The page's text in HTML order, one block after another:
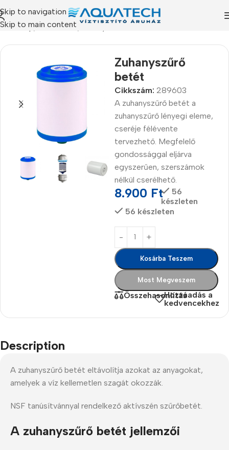
Skip to navigation
Skip to main content
Kezdőlap/Termékeink
Zuhanyszűrő
betét
Cikkszám: 289603
A zuhanyszűrő betét a
zuhanyszűrő lényegi eleme,
cseréje félévente
tervezhető. Megfelelő
gondossággal eljárva
egyszerűen, szerszámok
nélkül cserélhető.
8.900 Ft
56
készleten
56 készleten
Kosárba Teszem
Most Megveszem
ÖsszehasonlításHozzáadás a
kedvencekhez
Description
A zuhanyszűrő betét eltávolítja azokat az anyagokat,
amelyek a víz kellemetlen szagát okozzák.
NSF tanúsítvánnyal rendelkező aktívszén szűrőbetét.
A zuhanyszűrő betét jellemzői